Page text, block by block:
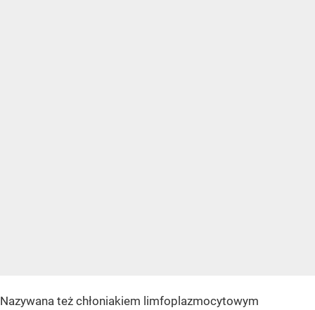
Nazywana też chłoniakiem limfoplazmocytowym